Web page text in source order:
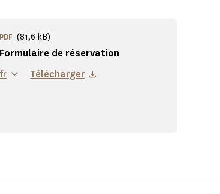
Formulaire de réservation
PDF (81,6 kB)
fr Télécharger